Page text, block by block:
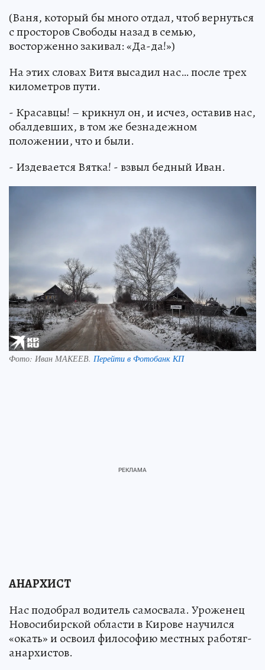
(Ваня, который бы много отдал, чтоб вернуться
с просторов Свободы назад в семью,
восторженно закивал: «Да-да!»)
На этих словах Витя высадил нас… после трех
километров пути.
- Красавцы! – крикнул он, и исчез, оставив нас,
обалдевших, в том же безнадежном
положении, что и были.
- Издевается Вятка! - взвыл бедный Иван.
Фото: Иван МАКЕЕВ. Перейти в Фотобанк КП
АНАРХИСТ
Нас подобрал водитель самосвала. Уроженец
Новосибирской области в Кирове научился
«окать» и освоил философию местных работяг-
анархистов.